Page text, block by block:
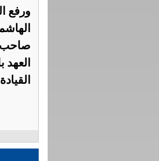
ورفع
صاحب